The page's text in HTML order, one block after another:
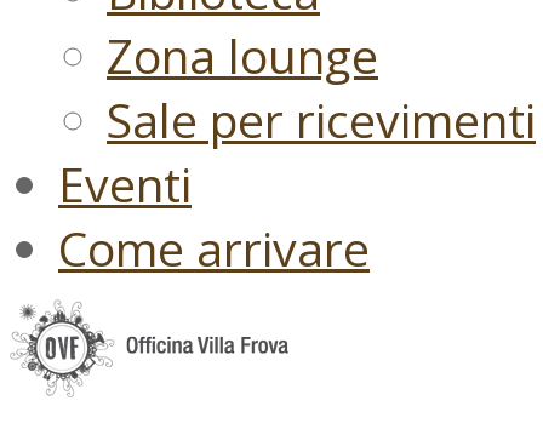
Zona lounge
Sale per ricevimenti
Eventi
Come arrivare